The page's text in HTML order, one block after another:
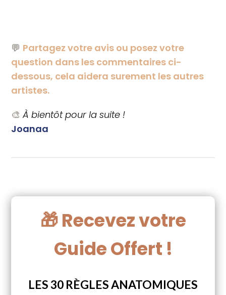
💬 Partagez votre avis ou posez votre
question dans les commentaires ci-
dessous, cela aidera surement les autres
artistes.
🎨À bientôt pour la suite !
Joanaa
🎁 Recevez votre
Guide Offert !
LES 30 RÈGLES ANATOMIQUES